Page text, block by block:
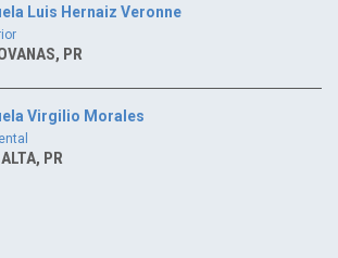
Luis Hernaiz Veronne
PR
Virgilio Morales
PR